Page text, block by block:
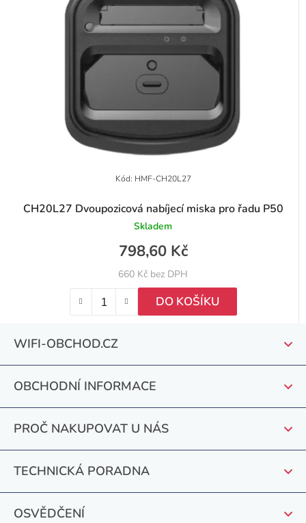
CH20L27 Dvoupozicová nabíjecí miska pro řadu P50
Skladem
660 Kč bez DPH
798,60 Kč
DO KOŠÍKU
Kód: HMF-CH20L27
WIFI-OBCHOD.CZ
OBCHODNÍ INFORMACE
PROČ NAKUPOVAT U NÁS
TECHNICKÁ PORADNA
OSVĚDČENÍ